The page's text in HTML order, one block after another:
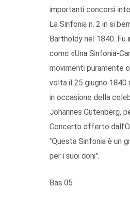
importanti concorsi
La Sinfonia n. 2 in si
Bartholdy nel 1840. Fu
come «Una Sinfonia-
movimenti puramente
volta il 25 giugno 1840
in occasione della
Johannes Gutenberg,
Concerto offerto
"Questa Sinfonia è un
per i suoi doni".
Bas 05